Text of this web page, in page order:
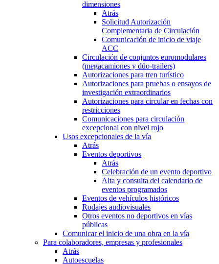
dimensiones
Atrás
Solicitud Autorización
Complementaria de Circulación
Comunicación de inicio de viaje
ACC
Circulación de conjuntos euromodulares
(megacamiones y dúo-trailers)
Autorizaciones para tren turístico
Autorizaciones para pruebas o ensayos de
investigación extraordinarios
Autorizaciones para circular en fechas con
restricciones
Comunicaciones para circulación
excepcional con nivel rojo
Usos excepcionales de la vía
Atrás
Eventos deportivos
Atrás
Celebración de un evento deportivo
Alta y consulta del calendario de
eventos programados
Eventos de vehículos históricos
Rodajes audiovisuales
Otros eventos no deportivos en vías
públicas
Comunicar el inicio de una obra en la vía
Para colaboradores, empresas y profesionales
Atrás
Autoescuelas